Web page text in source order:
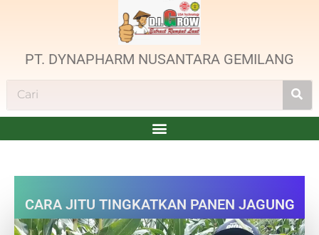
PT. DYNAPHARM NUSANTARA GEMILANG
CARA JITU TINGKATKAN PANEN JAGUNG